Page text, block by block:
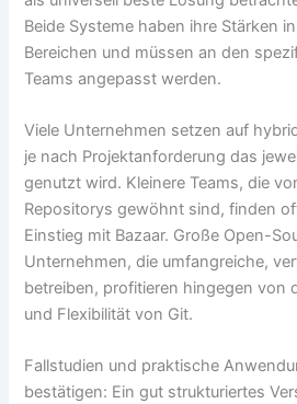
Beide Systeme haben ihre Stärken
Bereichen und müssen an den
Teams angepasst werden.
Viele Unternehmen setzen auf
je nach Projektanforderung das
genutzt wird. Kleinere Teams, die
Repositorys gewöhnt sind, finden
Einstieg mit Bazaar. Große Open-
Unternehmen, die umfangreiche,
betreiben, profitieren hingegen von
und Flexibilität von Git.
Fallstudien und praktische
bestätigen: Ein gut strukturiertes